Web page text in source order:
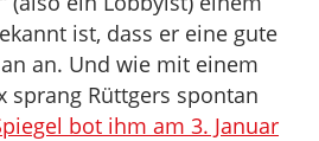
ist, dass er eine gute
an. Und wie mit einem
sprang Rüttgers spontan
bot ihm am 3. Januar